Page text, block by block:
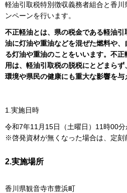
軽油引取税特別徴収義務者組合と香
ンペーンを行います。
不正軽油とは、県の税金である軽油
油に灯油や重油などを混ぜた燃料や
る灯油や重油のことをいいます。不
用は、軽油引取税の脱税にとどまらず
環境や県民の健康にも重大な影響を与
1.実施日時
令和7年11月15日（土曜日）11時00
※啓発資材が無くなった場合は、定刻
2.実施場所
香川県観音寺市豊浜町